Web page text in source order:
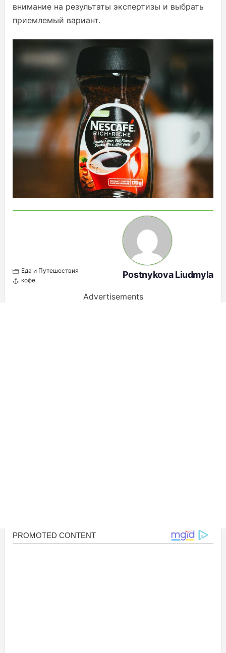
внимание на результаты экспертизы и выбрать
приемлемый вариант.
Еда и Путешествия
кофе
Postnykova Liudmyla
Advertisements